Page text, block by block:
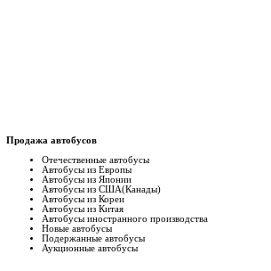
Продажа автобусов
Отечественные автобусы
Автобусы из Европы
Автобусы из Японии
Автобусы из США(Канады)
Автобусы из Кореи
Автобусы из Китая
Автобусы иностранного производства
Новые автобусы
Подержанные aвтобусы
Аукционные aвтобусы